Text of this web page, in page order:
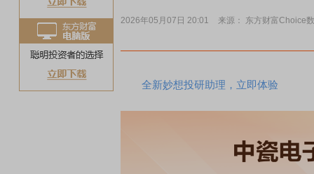
2026年05月07日 20:01 来源： 东方财富Choice
全新妙想投研助理，立即体验